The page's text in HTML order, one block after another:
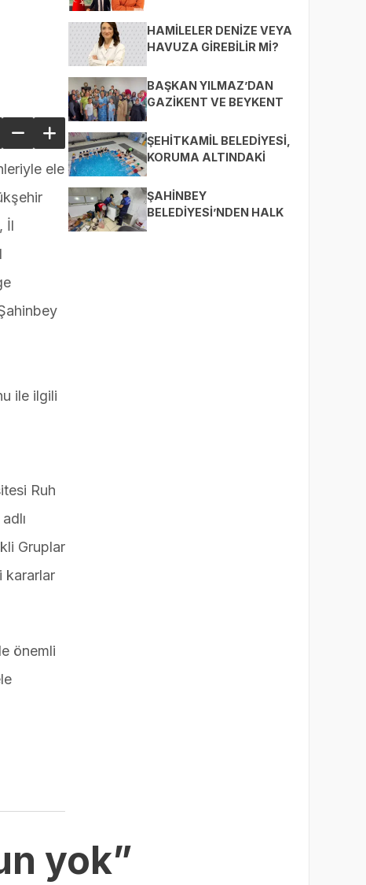
ele
İl
ile ilgili
Ruh
Gruplar
kararlar
önemli
HAMİLELER DENİZE VEYA
HAVUZA GİREBİLİR Mİ?
BAŞKAN YILMAZ’DAN
GAZİKENT VE BEYKENT
ŞEHİTKAMİL BELEDİYESİ,
KORUMA ALTINDAKİ
BULUŞTURUYOR
ŞAHİNBEY
BELEDİYESİ’NDEN HALK
yok”